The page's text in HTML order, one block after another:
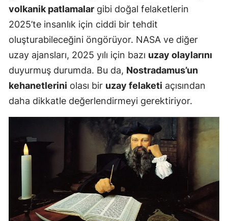
volkanik patlamalar gibi doğal felaketlerin
2025’te insanlık için ciddi bir tehdit
oluşturabileceğini öngörüyor. NASA ve diğer
uzay ajansları, 2025 yılı için bazı uzay olaylarını
duyurmuş durumda. Bu da, Nostradamus’un
kehanetlerini olası bir uzay felaketi açısından
daha dikkatle değerlendirmeyi gerektiriyor.